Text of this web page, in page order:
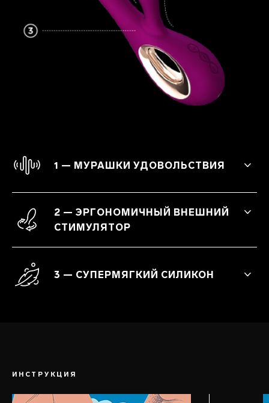
1 — МУРАШКИ УДОВОЛЬСТВИЯ
Испытай лучшие оргазмы в жизни
благодаря стимуляции как клитора, так
и точки G.
2 — ЭРГОНОМИЧНЫЙ ВНЕШНИЙ
СТИМУЛЯТОР
которая стимулирует точку G
супермощными вибрациями.
3 — СУПЕРМЯГКИЙ СИЛИКОН
ИНСТРУКЦИЯ
ШАГ 1